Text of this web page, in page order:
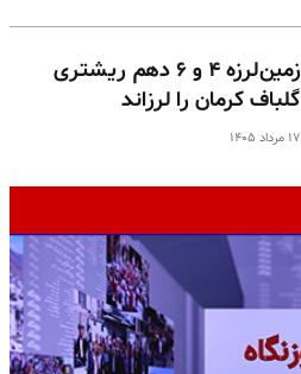
زمین‌لرزه ۴ و ۶ دهم ریشتری
گلباف کرمان را لرزاند
۱۷ مرداد ۱۴۰۵